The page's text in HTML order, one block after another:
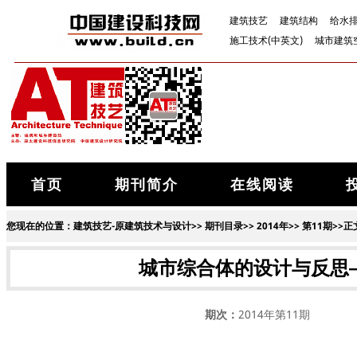
建筑技艺 建筑结构
给水
施工技术(中英文)
城市建筑
首页 期刊简介 在线阅读
您现在的位置： 建筑技艺-原建筑技术与设计>>期刊目录>>2014年>>第11期>>正
城市综合体的设计与反
期次： 2014年第11期